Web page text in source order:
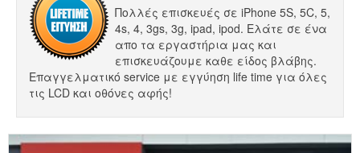
Πολλές επισκευές σε iPhone 5S, 5C, 5,
4s, 4, 3gs, 3g, ipad, ipod. Ελάτε σε ένα
απο τα εργαστήρια μας και
επισκευάζουμε καθε είδος βλάβης.
Επαγγελματικό service με εγγύηση life time για όλες
τις LCD και οθόνες αφής!